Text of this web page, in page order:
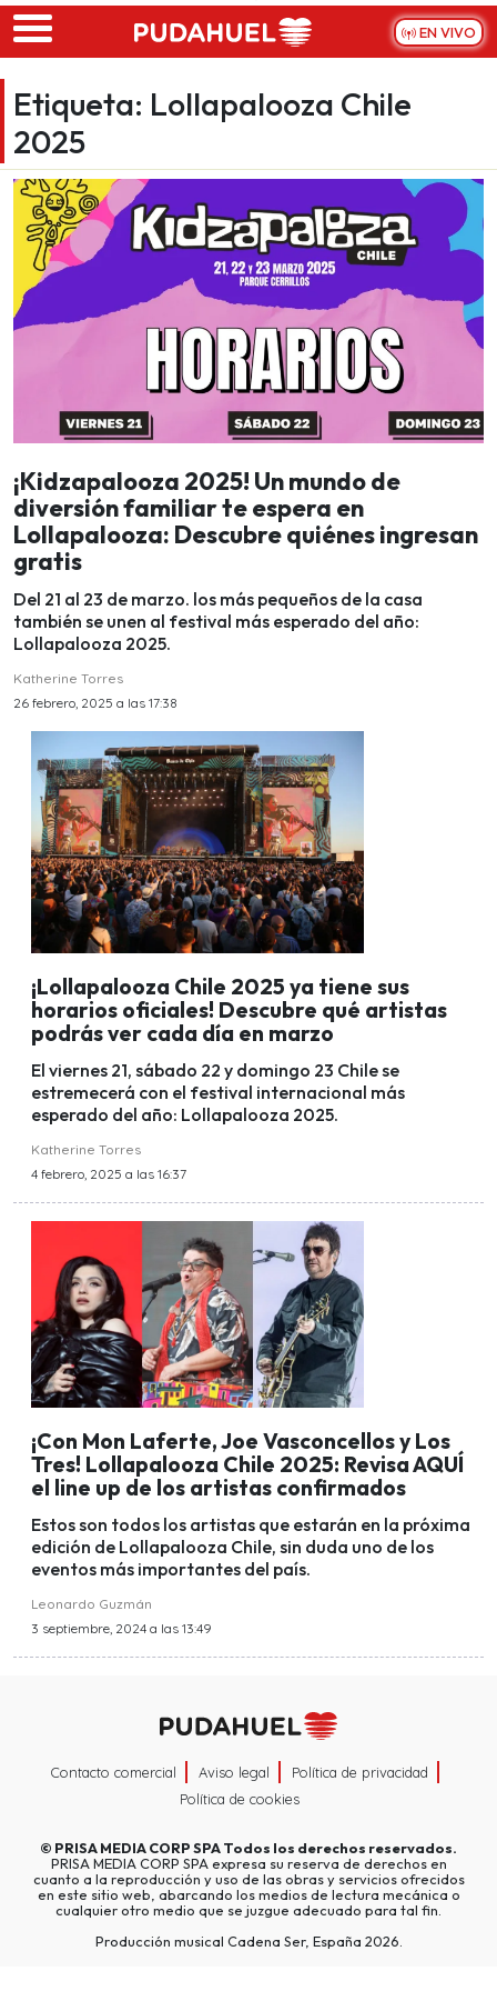
Skip to main content
EN VIVO
Etiqueta: Lollapalooza Chile
2025
¡Kidzapalooza 2025! Un mundo de
diversión familiar te espera en
Lollapalooza: Descubre quiénes ingresan
gratis
Del 21 al 23 de marzo. los más pequeños de la casa
también se unen al festival más esperado del año:
Lollapalooza 2025.
Katherine Torres
26 febrero, 2025 a las 17:38
¡Lollapalooza Chile 2025 ya tiene sus
horarios oficiales! Descubre qué artistas
podrás ver cada día en marzo
El viernes 21, sábado 22 y domingo 23 Chile se
estremecerá con el festival internacional más
esperado del año: Lollapalooza 2025.
Katherine Torres
4 febrero, 2025 a las 16:37
¡Con Mon Laferte, Joe Vasconcellos y Los
Tres! Lollapalooza Chile 2025: Revisa AQUÍ
el line up de los artistas confirmados
Estos son todos los artistas que estarán en la próxima
edición de Lollapalooza Chile, sin duda uno de los
eventos más importantes del país.
Leonardo Guzmán
3 septiembre, 2024 a las 13:49
Contacto comercial Aviso legal
Política de privacidad
Política de cookies
© PRISA MEDIA CORP SPATodos los derechos reservados.
PRISA MEDIA CORP SPA expresa su reserva de derechos en
cuanto a la reproducción y uso de las obras y servicios ofrecidos
en este sitio web, abarcando los medios de lectura mecánica o
cualquier otro medio que se juzgue adecuado para tal fin.
Producción musical Cadena Ser, España 2026.